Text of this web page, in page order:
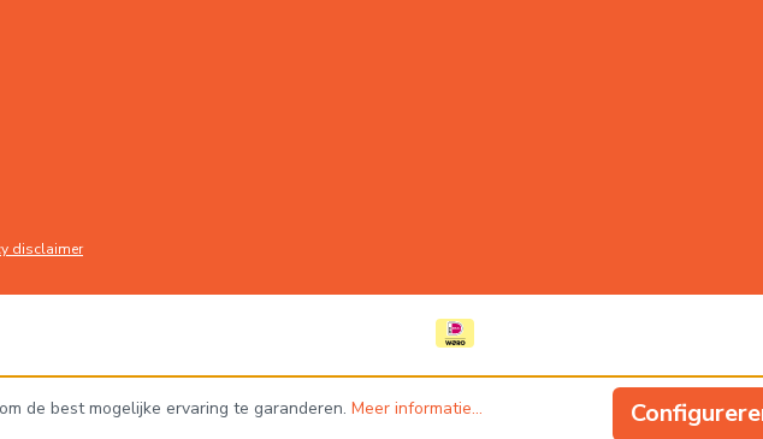
disclaimer
de best mogelijke ervaring te garanderen. Meer informatie...